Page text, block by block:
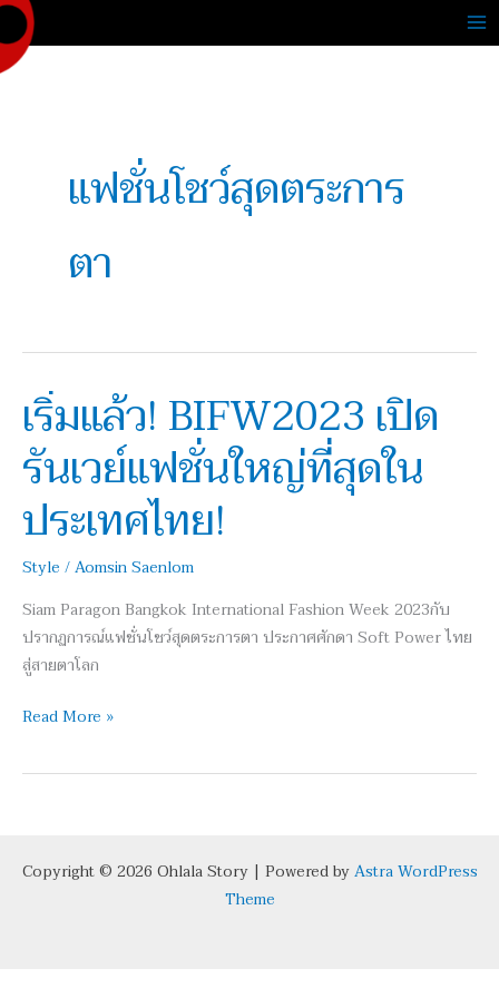
Skip
to
content
แฟชั่นโชว์สุดตระการ
ตา
เริ่มแล้ว! BIFW2023 เปิด
รันเวย์แฟชั่นใหญ่ที่สุดใน
ประเทศไทย!
Style /Aomsin Saenlom
Siam Paragon Bangkok International Fashion Week 2023กับ
ปรากฏการณ์แฟชั่นโชว์สุดตระการตา ประกาศศักดา Soft Power ไทย
สู่สายตาโลก
เริ่ม
แล้ว!
BIFW2023
เปิด
รันเวย์
แฟชั่น
ใหญ่
ที่สุด
ใน
ประเทศไทย!
Read More »
Copyright © 2026 Ohlala Story | Powered byAstra WordPress
Theme